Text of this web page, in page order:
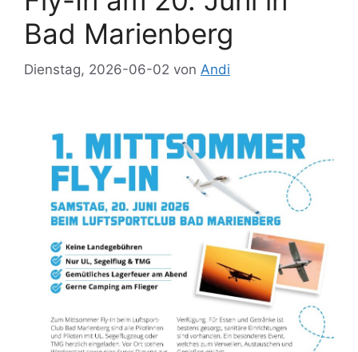
Bad Marienberg
Dienstag, 2026-06-02 von Andi